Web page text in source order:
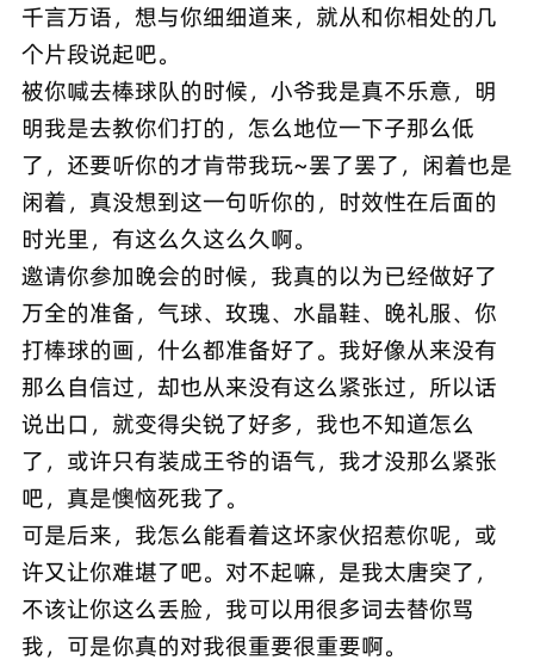
千言万语，想与你细细道来，就从和你相处的几
个片段说起吧。
被你喊去棒球队的时候，小爷我是真不乐意，明
明我是去教你们打的，怎么地位一下子那么低
了，还要听你的才肯带我玩~罢了罢了，闲着也是
闲着，真没想到这一句听你的，时效性在后面的
时光里，有这么久这么久啊。
邀请你参加晚会的时候，我真的以为已经做好了
万全的准备，气球、玫瑰、水晶鞋、晚礼服、你
打棒球的画，什么都准备好了。我好像从来没有
那么自信过，却也从来没有这么紧张过，所以话
说出口，就变得尖锐了好多，我也不知道怎么
了，或许只有装成王爷的语气，我才没那么紧张
吧，真是懊恼死我了。
可是后来，我怎么能看着这坏家伙招惹你呢，或
许又让你难堪了吧。对不起嘛，是我太唐突了，
不该让你这么丢脸，我可以用很多词去替你骂
我，可是你真的对我很重要很重要啊。